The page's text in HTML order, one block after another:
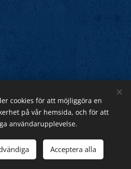
Williams
Rock Kung.
Cookies
cookies för att möjliggöra en
på vår hemsida, och för att
användarupplevelse.
Acceptera alla